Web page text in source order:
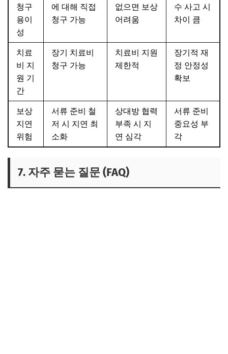
청구
용이
성
에 대해 직접
청구 가능
없으면 보상
어려움
수 사고 시
차이 큼
치료
비 지
원 기
간
장기 치료비
청구 가능
치료비 지원
제한적
장기적 재
정 안정성
확보
보상
지연
위험
서류 준비 철
저 시 지연 최
소화
상대방 협력
부족 시 지
연 심각
서류 준비
중요성 부
각
7. 자주 묻는 질문 (FAQ)